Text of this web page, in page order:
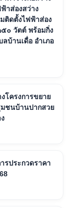
าส่องสว่าง
ติดตั้งไฟฟ้าส่อง
๐ วัตต์ พร้อมกิ่ง
บ้านเดื่อ อำเภอ
โครงการขยาย
ชนบ้านปากสวย
รประกวดราคา